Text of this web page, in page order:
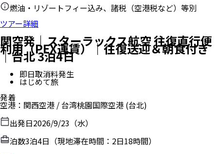
燃油・リゾートフィー込み、諸税（空港税など）等別
ツアー詳細
関空発｜スターラックス航空 往復直行便
利用（PEX運賃）｜往復送迎＆朝食付き
｜台北 3泊4日
即日取消料発生
はじめて旅
発着
空港 ： 関西空港 /台湾桃園国際空港 (台北)
出発日2026/9/23（水）
泊数3泊4日（現地滞在時間： 2日18時間）